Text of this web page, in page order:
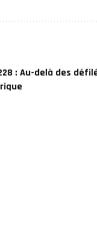
: Au-delà des